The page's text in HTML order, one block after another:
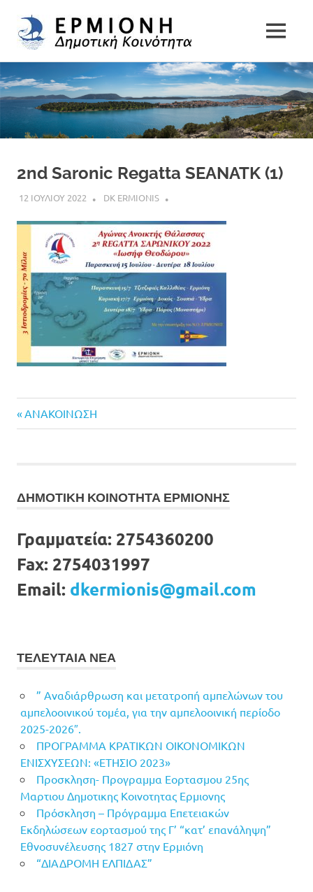
to
content
Δημοτική
Κοινότητα
Ερμιόνης
MENU
2nd Saronic Regatta SEANATK (1)
12 ΙΟΥΛΙΟΥ 2022 DK ERMIONIS
Πλοήγηση
Previous
Post:
ΑΝΑΚΟΙΝΩΣΗ
ΔΗΜΟΤΙΚΗ ΚΟΙΝΟΤΗΤΑ ΕΡΜΙΟΝΗΣ
Γραμματεία: 2754360200
Fax: 2754031997
Email: dkermionis@gmail.com
ΤΕΛΕΥΤΑΙΑ ΝΕΑ
” Αναδιάρθρωση και μετατροπή αμπελώνων του
αμπελοοινικού τομέα, για την αμπελοοινική περίοδο
2025-2026″.
ΠΡΟΓΡΑΜΜΑ ΚΡΑΤΙΚΩΝ ΟΙΚΟΝΟΜΙΚΩΝ
ΕΝΙΣΧΥΣΕΩΝ: «ΕΤΗΣΙΟ 2023»
Προσκληση- Προγραμμα Εορτασμου 25ης
Μαρτιου Δημοτικης Κοινοτητας Ερμιονης
Πρόσκληση – Πρόγραμμα Επετειακών
Εκδηλώσεων εορτασμού της Γ’ “κατ’ επανάληψη”
Εθνοσυνέλευσης 1827 στην Ερμιόνη
“ΔΙΑΔΡΟΜΗ ΕΛΠΙΔΑΣ”